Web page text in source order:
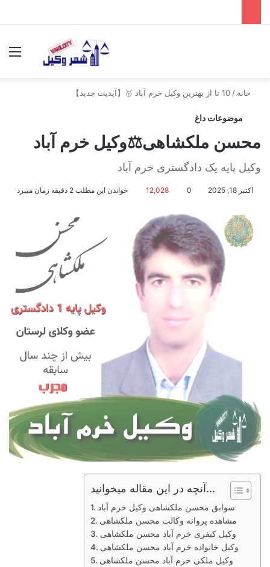
خانه / 10 تا از بهترین وکیل خرم آباد 🥇【آپدیت جدید】
موضوعات داغ
محسن ملکشاهی⚖️وکیل خرم آباد
وکیل پایه یک دادگستری خرم آباد
اکتبر 18, 2025 0
12,028 خواندن این مطلب 2 دقیقه زمان میبرد
آنچه در این مقاله میخوانید...
سوابق محسن ملکشاهی وکیل خرم آباد
مشاهده پروانه وکالت محسن ملکشاهی
وکیل کیفری خرم آباد محسن ملکشاهی
وکیل خانواده خرم آباد محسن ملکشاهی
وکیل ملکی خرم آباد محسن ملکشاهی